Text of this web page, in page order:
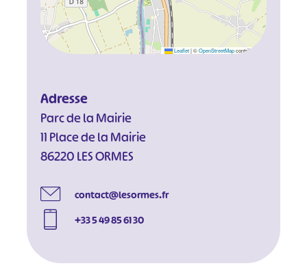
Leaflet |©OpenStreetMapcontributors
Adresse
Parc de la Mairie
11 Place de la Mairie
86220 LES ORMES
contact@lesormes.fr
+33 5 49 85 61 30